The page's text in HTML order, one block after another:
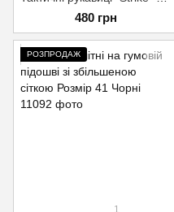
480 грн
РОЗПРОДАЖ
1